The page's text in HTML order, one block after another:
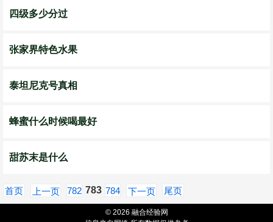
四级多少分过
张家界特色水果
泰坦尼克号真相
蜂蜜什么时候喝最好
甜苏末是什么
首页 上一页 782 783 784 下一页 尾页
© 2026 融合经验网